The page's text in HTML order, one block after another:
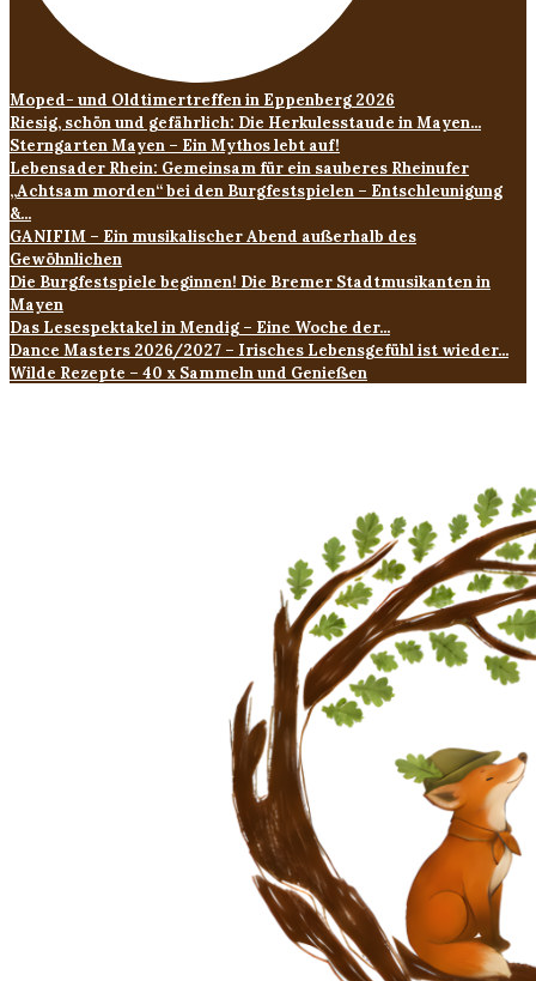
Moped- und Oldtimertreffen in Eppenberg 2026
Riesig, schön und gefährlich: Die Herkulesstaude in Mayen...
Sterngarten Mayen – Ein Mythos lebt auf!
Lebensader Rhein: Gemeinsam für ein sauberes Rheinufer
„Achtsam morden“ bei den Burgfestspielen – Entschleunigung
&...
GANIFIM – Ein musikalischer Abend außerhalb des
Gewöhnlichen
Die Burgfestspiele beginnen! Die Bremer Stadtmusikanten in
Mayen
Das Lesespektakel in Mendig – Eine Woche der...
Dance Masters 2026/2027 – Irisches Lebensgefühl ist wieder...
Wilde Rezepte – 40 x Sammeln und Genießen